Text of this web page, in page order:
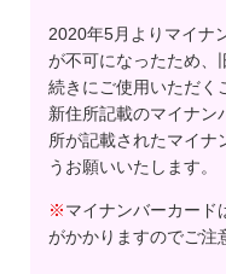
2020年5月よりマイナ
が不可になったため、
続きにご使用いただく
新住所記載のマイナン
所が記載されたマイナ
うお願いいたします。
※マイナンバーカード
がかかりますのでご注